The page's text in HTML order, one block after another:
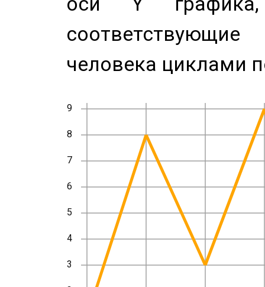
человека циклами